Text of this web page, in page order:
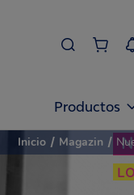
Productos
Inicio / Magazin /